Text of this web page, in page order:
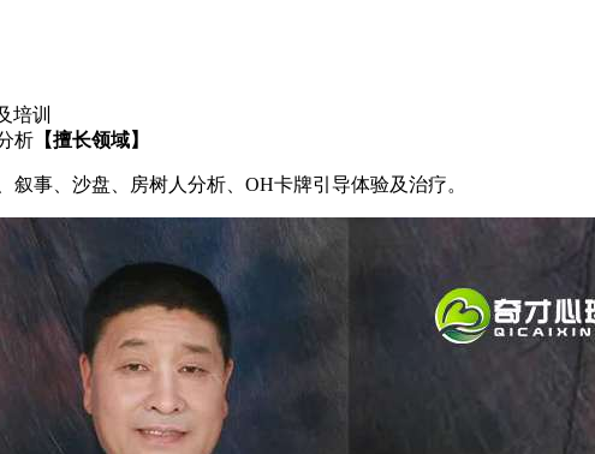
培训
析 【擅长领域】
事、沙盘、房树人分析、OH卡牌引导体验及治疗。